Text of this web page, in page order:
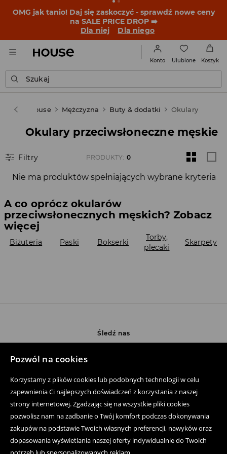
Pozwól na cookies
Korzystamy z plików cookies lub podobnych technologii w celu
zapewnienia Ci najlepszych doświadczeń z korzystania z naszej
strony internetowej. Zgadzając się na wszystkie pliki cookies
pozwolisz nam na zadbanie o Twój komfort podczas dokonywania
zakupów na podstawie Twoich własnych preferencji, nawyków oraz
dopasowania wyświetlania naszej oferty indywidualnie do Twoich
OMG jak tanio! Daj się zaskoczyć - sprawdź nowe ceny
na SALE PRICE DROP ➡️
Dla niej
Dla niego
Konto Ulubione Koszyk
Szukaj
House Mężczyzna Buty & dodatki Okulary
Okulary przeciwsłoneczne męskie
Filtry PRODUKTY: 0
Nie ma produktów spełniających wybrane kryteria
A co oprócz okularów
przeciwsłonecznych męskich? Zobacz
więcej
Biżuteria Paski Bokserki
Torby,
plecaki
Skarpety
Śledź nas
Zakup produktów on-line
Aplikacja mobilna
Regulaminy